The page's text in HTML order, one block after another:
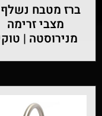
מצבי זרימה
מנירוסטה |